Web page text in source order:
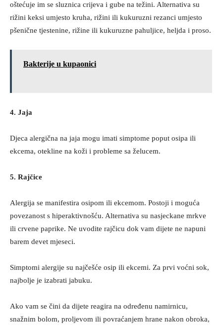
oštećuje im se sluznica crijeva i gube na težini. Alternativa su
rižini keksi umjesto kruha, rižini ili kukuruzni rezanci umjesto
pšenične tjestenine, rižine ili kukuruzne pahuljice, heljda i proso.
Bakterije u kupaonici
4. Jaja
Djeca alergična na jaja mogu imati simptome poput osipa ili
ekcema, otekline na koži i probleme sa želucem.
5. Rajčice
Alergija se manifestira osipom ili ekcemom. Postoji i moguća
povezanost s hiperaktivnošću. Alternativa su nasjeckane mrkve
ili crvene paprike. Ne uvodite rajčicu dok vam dijete ne napuni
barem devet mjeseci.
Simptomi alergije su najčešće osip ili ekcemi. Za prvi voćni sok,
najbolje je izabrati jabuku.
Ako vam se čini da dijete reagira na određenu namirnicu,
snažnim bolom, proljevom ili povraćanjem hrane nakon obroka,